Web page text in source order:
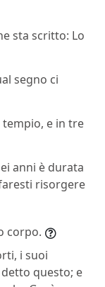
sta scritto: Lo
segno ci
e in tre
anni è durata
risorgere
corpo.
i suoi
questo; e